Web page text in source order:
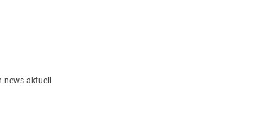
aktuell